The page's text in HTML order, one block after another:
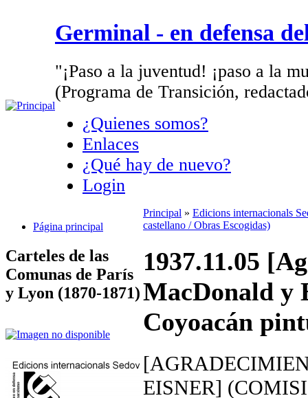
Germinal - en defensa
"¡Paso a la juventud! ¡paso a la
(Programa de Transición,
¿Quienes somos?
Enlaces
¿Qué hay de nuevo?
Login
Página principal
Carteles de las
Comunas de París
y Lyon (1870-1871)
Principal » Edicions internacionals
castellano / Obras Escogidas)
1937.11.05
MacDonald y
Coyoacán
EISNER]